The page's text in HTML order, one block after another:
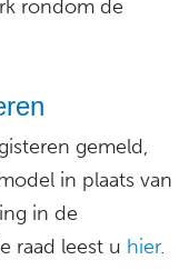
rondom de
gemeld,
in plaats van
in de
raad leest u hier.